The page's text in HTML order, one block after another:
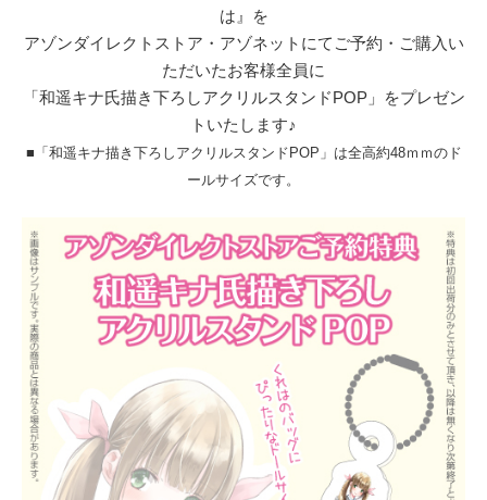
は』を
アゾンダイレクトストア・アゾネットにてご予約・ご購入い
ただいたお客様全員に
「和遥キナ氏描き下ろしアクリルスタンドPOP」をプレゼン
トいたします♪
■「和遥キナ描き下ろしアクリルスタンドPOP」は全高約48ｍｍのド
ールサイズです。